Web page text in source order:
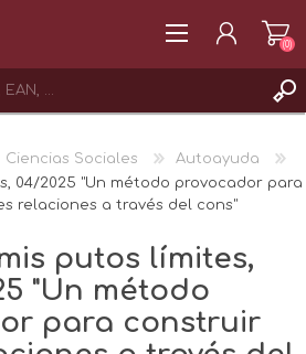
(0)
Ciencias Sociales
Autoayuda
04/2025 "Un método provocador para
relaciones a través del cons"
putos límites,
"Un método
para construir